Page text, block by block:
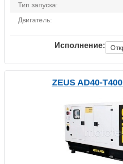
Тип запуска:
Двигатель:
Исполнение:
ZEUS AD40-